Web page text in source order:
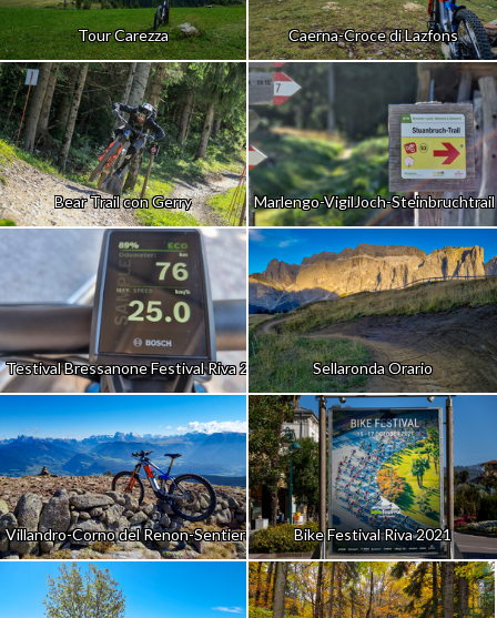
Tour Carezza Caerna-Croce di Lazfons
Bear Trail con Gerry Marlengo-VigilJoch-Steinbruchtrail
Testival Bressanone Festival Riva 2021 Sellaronda Orario
Villandro-Corno del Renon-Sentiero CastagneBike Festival Riva 2021